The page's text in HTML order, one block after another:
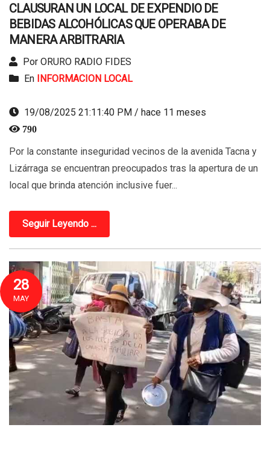
CLAUSURAN UN LOCAL DE EXPENDIO DE
BEBIDAS ALCOHÓLICAS QUE OPERABA DE
MANERA ARBITRARIA
Por ORURO RADIO FIDES
En
INFORMACION LOCAL
19/08/2025 21:11:40 PM / hace 11 meses
790
Por la constante inseguridad vecinos de la avenida Tacna y
Lizárraga se encuentran preocupados tras la apertura de un
local que brinda atención inclusive fuer...
Seguir Leyendo ...
28
MAY